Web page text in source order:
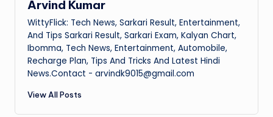
Arvind Kumar
WittyFlick: Tech News, Sarkari Result, Entertainment,
And Tips Sarkari Result, Sarkari Exam, Kalyan Chart,
Ibomma, Tech News, Entertainment, Automobile,
Recharge Plan, Tips And Tricks And Latest Hindi
News.Contact - arvindk9015@gmail.com
View All Posts